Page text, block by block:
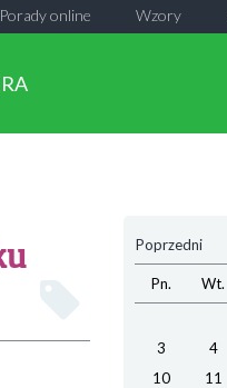
Wzory
Porady online
Poprzedni
Pn. Wt.
3
4
10
11